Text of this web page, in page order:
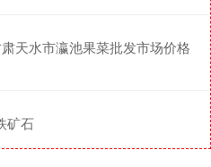
天水市瀛池果菜批发市场价格
矿石